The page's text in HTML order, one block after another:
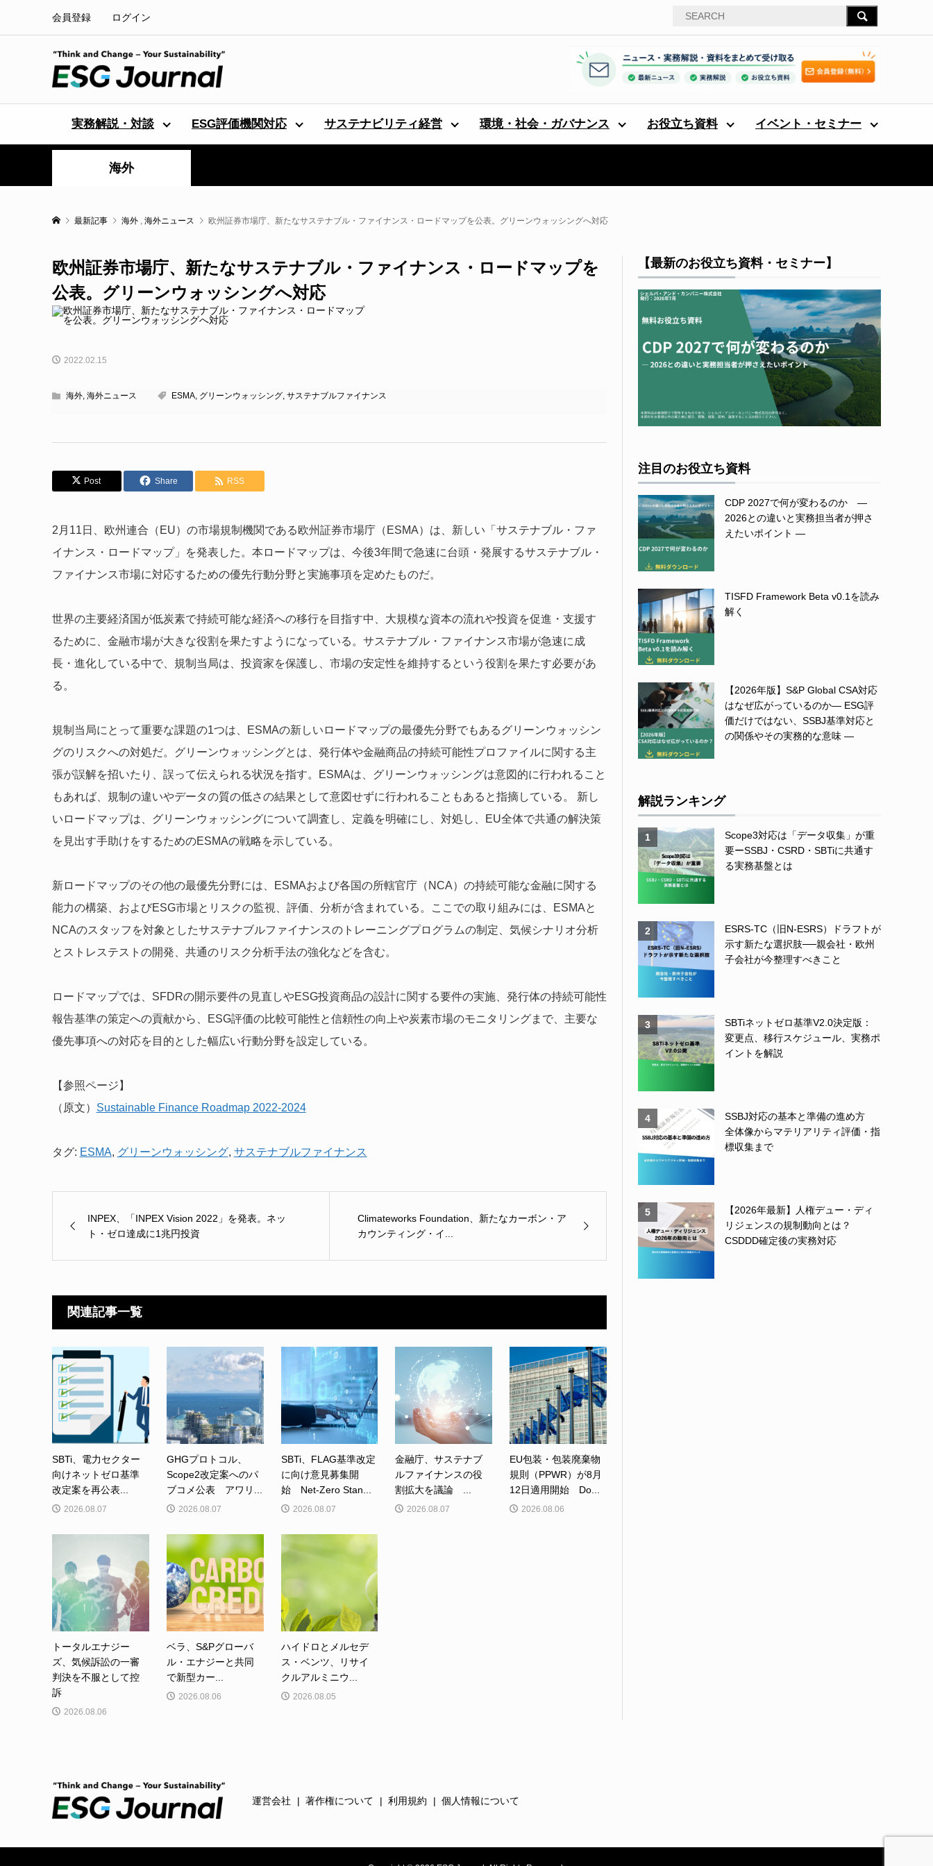
会員登録 ログイン
実務解説・対談 ESG評価機関対応 サステナビリティ経営 環境・社会・ガバナンス お役立ち資料 イベント・セミナー
海外
最新記事 海外 , 海外ニュース 欧州証券市場庁、新たなサステナブル・ファイナンス・ロードマップを公表。グリーンウォッシングへ対応
欧州証券市場庁、新たなサステナブル・ファイナンス・ロードマップを
公表。グリーンウォッシングへ対応
2022.02.15
海外, 海外ニュース ESMA, グリーンウォッシング, サステナブルファイナンス
Post Share RSS
2月11日、欧州連合（EU）の市場規制機関である欧州証券市場庁（ESMA）は、新しい「サステナブル・ファ
イナンス・ロードマップ」を発表した。本ロードマップは、今後3年間で急速に台頭・発展するサステナブル・
ファイナンス市場に対応するための優先行動分野と実施事項を定めたものだ。
世界の主要経済国が低炭素で持続可能な経済への移行を目指す中、大規模な資本の流れや投資を促進・支援す
るために、金融市場が大きな役割を果たすようになっている。サステナブル・ファイナンス市場が急速に成
長・進化している中で、規制当局は、投資家を保護し、市場の安定性を維持するという役割を果たす必要があ
る。
規制当局にとって重要な課題の1つは、ESMAの新しいロードマップの最優先分野でもあるグリーンウォッシン
グのリスクへの対処だ。グリーンウォッシングとは、発行体や金融商品の持続可能性プロファイルに関する主
張が誤解を招いたり、誤って伝えられる状況を指す。ESMAは、グリーンウォッシングは意図的に行われること
もあれば、規制の違いやデータの質の低さの結果として意図せずに行われることもあると指摘している。 新し
いロードマップは、グリーンウォッシングについて調査し、定義を明確にし、対処し、EU全体で共通の解決策
を見出す手助けをするためのESMAの戦略を示している。
新ロードマップのその他の最優先分野には、ESMAおよび各国の所轄官庁（NCA）の持続可能な金融に関する
能力の構築、およびESG市場とリスクの監視、評価、分析が含まれている。ここでの取り組みには、ESMAと
NCAのスタッフを対象としたサステナブルファイナンスのトレーニングプログラムの制定、気候シナリオ分析
とストレステストの開発、共通のリスク分析手法の強化などを含む。
ロードマップでは、SFDRの開示要件の見直しやESG投資商品の設計に関する要件の実施、発行体の持続可能性
報告基準の策定への貢献から、ESG評価の比較可能性と信頼性の向上や炭素市場のモニタリングまで、主要な
優先事項への対応を目的とした幅広い行動分野を設定している。
【参照ページ】
（原文） Sustainable Finance Roadmap 2022-2024
タグ: ESMA, グリーンウォッシング, サステナブルファイナンス
INPEX、「INPEX Vision 2022」を発表。ネッ
ト・ゼロ達成に1兆円投資
Climateworks Foundation、新たなカーボン・ア
カウンティング・イ...
関連記事一覧
SBTi、電力セクター
向けネットゼロ基準
改定案を再公表...
2026.08.07
GHGプロトコル、
Scope2改定案へのパ
ブコメ公表 アワリ...
2026.08.07
SBTi、FLAG基準改定
に向け意見募集開
始 Net-Zero Stan...
2026.08.07
金融庁、サステナブ
ルファイナンスの役
割拡大を議論 ...
2026.08.07
EU包装・包装廃棄物
規則（PPWR）が8月
12日適用開始 Do...
2026.08.06
トータルエナジー
ズ、気候訴訟の一審
判決を不服として控
訴
2026.08.06
ベラ、S&Pグローバ
ル・エナジーと共同
で新型カー...
2026.08.06
ハイドロとメルセデ
ス・ベンツ、リサイ
クルアルミニウ...
2026.08.05
【最新のお役立ち資料・セミナー】
注目のお役立ち資料
CDP 2027で何が変わるのか ―
2026との違いと実務担当者が押さ
えたいポイント ―
TISFD Framework Beta v0.1を読み
解く
【2026年版】S&P Global CSA対応
はなぜ広がっているのか― ESG評
価だけではない、SSBJ基準対応と
の関係やその実務的な意味 ―
解説ランキング
1
Scope3対応は「データ収集」が重
要ーSSBJ・CSRD・SBTiに共通す
る実務基盤とは
2
ESRS-TC（旧N-ESRS）ドラフトが
示す新たな選択肢──親会社・欧州
子会社が今整理すべきこと
3
SBTiネットゼロ基準V2.0決定版：
変更点、移行スケジュール、実務ポ
イントを解説
4
SSBJ対応の基本と準備の進め方
全体像からマテリアリティ評価・指
標収集まで
5
【2026年最新】人権デュー・ディ
リジェンスの規制動向とは？
CSDDD確定後の実務対応
運営会社 著作権について 利用規約 個人情報について